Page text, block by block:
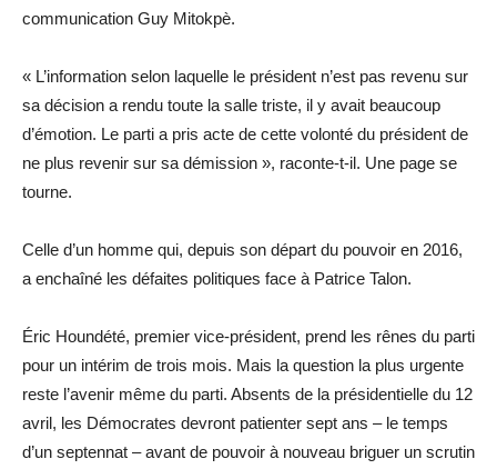
communication Guy Mitokpè.
« L’information selon laquelle le président n’est pas revenu sur
sa décision a rendu toute la salle triste, il y avait beaucoup
d’émotion. Le parti a pris acte de cette volonté du président de
ne plus revenir sur sa démission », raconte-t-il. Une page se
tourne.
Celle d’un homme qui, depuis son départ du pouvoir en 2016,
a enchaîné les défaites politiques face à Patrice Talon.
Éric Houndété, premier vice-président, prend les rênes du parti
pour un intérim de trois mois. Mais la question la plus urgente
reste l’avenir même du parti. Absents de la présidentielle du 12
avril, les Démocrates devront patienter sept ans – le temps
d’un septennat – avant de pouvoir à nouveau briguer un scrutin